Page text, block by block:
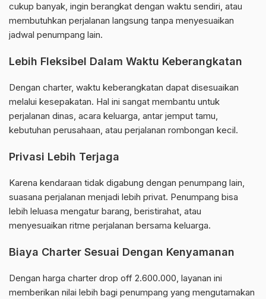
cukup banyak, ingin berangkat dengan waktu sendiri, atau
membutuhkan perjalanan langsung tanpa menyesuaikan
jadwal penumpang lain.
Lebih Fleksibel Dalam Waktu Keberangkatan
Dengan charter, waktu keberangkatan dapat disesuaikan
melalui kesepakatan. Hal ini sangat membantu untuk
perjalanan dinas, acara keluarga, antar jemput tamu,
kebutuhan perusahaan, atau perjalanan rombongan kecil.
Privasi Lebih Terjaga
Karena kendaraan tidak digabung dengan penumpang lain,
suasana perjalanan menjadi lebih privat. Penumpang bisa
lebih leluasa mengatur barang, beristirahat, atau
menyesuaikan ritme perjalanan bersama keluarga.
Biaya Charter Sesuai Dengan Kenyamanan
Dengan harga charter drop off 2.600.000, layanan ini
memberikan nilai lebih bagi penumpang yang mengutamakan